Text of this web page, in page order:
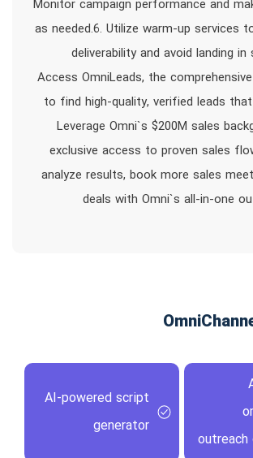
Monitor campaign performance and
as needed.6. Utilize warm-up services
deliverability and avoid landing
Access OmniLeads, the
to find high-quality, verified leads
Leverage Omni`s $200M sales
exclusive access to proven sales
analyze results, book more sales
deals with Omni`s all-in-one
outreach
AI-powered script
generator